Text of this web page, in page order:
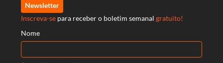
Newsletter
Inscreva-se para receber o boletim semanal gratuito!
Nome